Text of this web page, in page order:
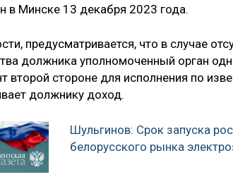
в Минске 13 декабря 2023 года.
предусматривается, что в случае
должника уполномоченный орган
второй стороне для исполнения по
должнику доход.
Шульгинов: Срок запуска
белорусского рынка